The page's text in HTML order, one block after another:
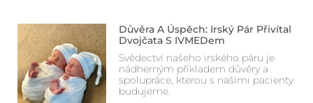
Důvěra A Úspěch: Irský Pár Přivítal
Dvojčata S IVMEDem
Svědectví našeho irského páru je
nádherným příkladem důvěry a
spolupráce, kterou s našimi pacienty
budujeme.